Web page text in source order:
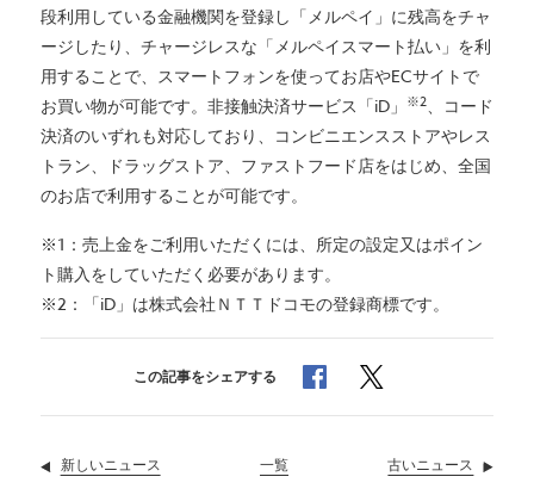
段利用している金融機関を登録し「メルペイ」に残高をチャ
ージしたり、チャージレスな「メルペイスマート払い」を利
用することで、スマートフォンを使ってお店やECサイトで
お買い物が可能です。非接触決済サービス「iD」 ※2、コード
決済のいずれも対応しており、コンビニエンスストアやレス
トラン、ドラッグストア、ファストフード店をはじめ、全国
のお店で利用することが可能です。
※1：売上金をご利用いただくには、所定の設定又はポイン
ト購入をしていただく必要があります。
※2：「iD」は株式会社ＮＴＴドコモの登録商標です。
この記事をシェアする でシェア
新しいニュース ニュース
一覧 古いニュース